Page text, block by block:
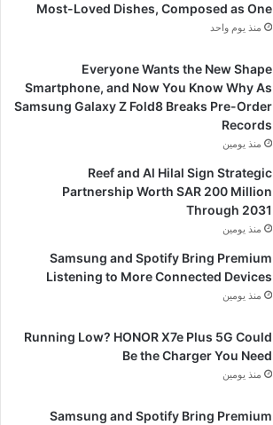
Most-Loved Dishes, Composed as One
منذ يوم واحد
Everyone Wants the New Shape
Smartphone, and Now You Know Why As
Samsung Galaxy Z Fold8 Breaks Pre-Order
Records
منذ يومين
Reef and Al Hilal Sign Strategic
Partnership Worth SAR 200 Million
Through 2031
منذ يومين
Samsung and Spotify Bring Premium
Listening to More Connected Devices
منذ يومين
Running Low? HONOR X7e Plus 5G Could
Be the Charger You Need
منذ يومين
Samsung and Spotify Bring Premium